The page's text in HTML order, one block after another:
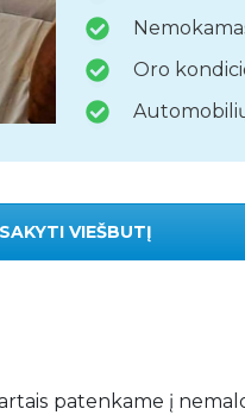
Oro
VIEŠBUTĮ
patenkame į